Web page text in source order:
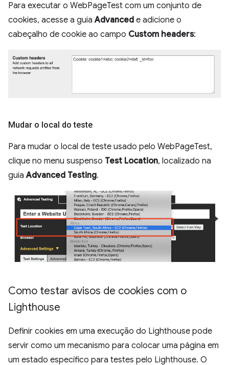
Para executar o WebPageTest com um conjunto de
cookies, acesse a guiaAdvanced e adicione o
cabeçalho de cookie ao campo Custom headers:
Mudar o local do teste
Para mudar o local de teste usado pelo WebPageTest,
clique no menu suspenso Test Location, localizado na
guiaAdvanced Testing.
Como testar avisos de cookies com o
Lighthouse
Definir cookies em uma execução do Lighthouse pode
servir como um mecanismo para colocar uma página em
um estado específico para testes pelo Lighthouse. O